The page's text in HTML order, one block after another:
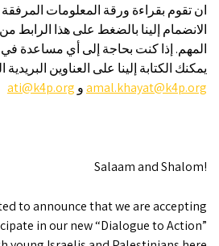
ان تقوم بقراءة ورقة المعلومات المرفقة
الانضمام إلينا بالضغط على هذا الرابط
المهم. إذا كنت بحاجة إلى أي مساعدة
يمكنك الكتابة إلينا على العناوين
amal.khayat@k4p.orgو ati@k4p.org
Salaam and Shalom!
to announce that we are accepting
in our new “Dialogue to Action”